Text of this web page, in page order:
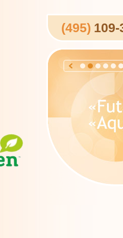
(495) 109-